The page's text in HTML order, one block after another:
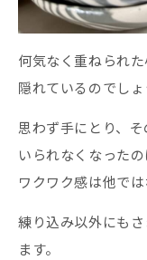
何気なく重ねられ
隠れているのでしょ
思わず手にとり、
いられなくなった
ワクワク感は他で
練り込み以外にも
ます。